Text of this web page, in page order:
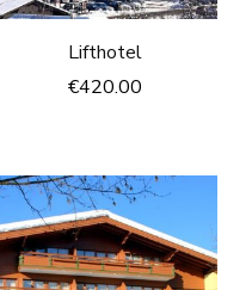
Lifthotel
€420.00